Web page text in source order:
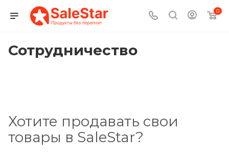
0
Сотрудничество
Хотите продавать свои
товары в SaleStar?